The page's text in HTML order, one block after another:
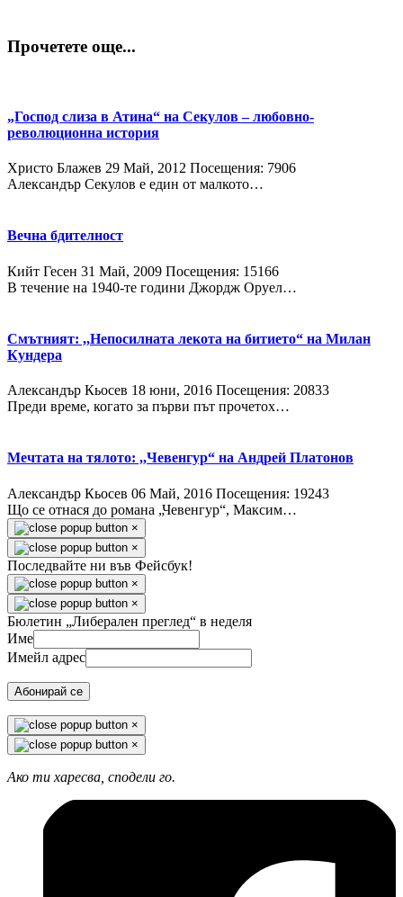
Прочетете още...
„Господ слиза в Атина“ на Секулов – любовно-
революционна история
Христо Блажев 29 Май, 2012 Посещения: 7906
Александър Секулов е един от малкото…
Вечна бдителност
Кийт Гесен 31 Май, 2009 Посещения: 15166
В течение на 1940-те години Джордж Оруел…
Смътният: ,,Непосилната лекота на битието“ на Милан
Кундера
Александър Кьосев 18 юни, 2016 Посещения: 20833
Преди време, когато за първи път прочетох…
Мечтата на тялото: ,,Чевенгур“ на Андрей Платонов
Александър Кьосев 06 Май, 2016 Посещения: 19243
Що се отнася до романа „Чевенгур“, Максим…
×
×
Последвайте ни във Фейсбук!
×
×
Бюлетин „Либерален преглед“ в неделя
Име
Имейл адрес
Абонирай се
×
×
Ако ти харесва, сподели го.